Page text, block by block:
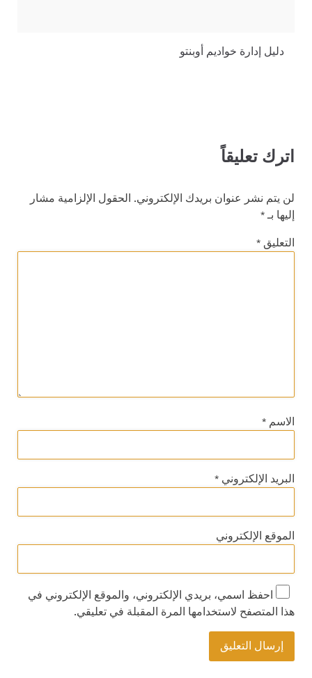
دليل إدارة خواديم أوبنتو
اترك تعليقاً
لن يتم نشر عنوان بريدك الإلكتروني. الحقول الإلزامية مشار
إليها بـ *
التعليق *
الاسم *
البريد الإلكتروني *
الموقع الإلكتروني
احفظ اسمي، بريدي الإلكتروني، والموقع الإلكتروني في
هذا المتصفح لاستخدامها المرة المقبلة في تعليقي.